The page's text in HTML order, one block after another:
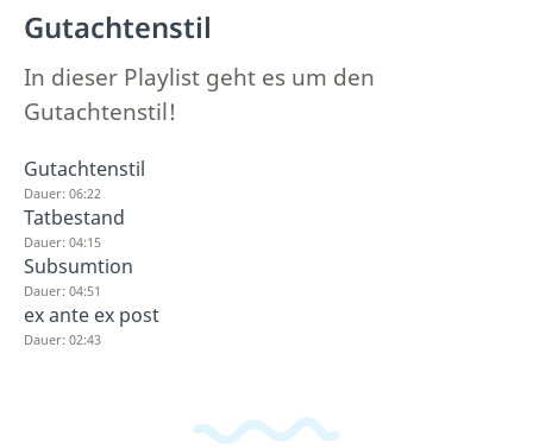
Gutachtenstil
In dieser Playlist geht es um den
Gutachtenstil!
Gutachtenstil
Dauer: 06:22
Tatbestand
Dauer: 04:15
Subsumtion
Dauer: 04:51
ex ante ex post
Dauer: 02:43